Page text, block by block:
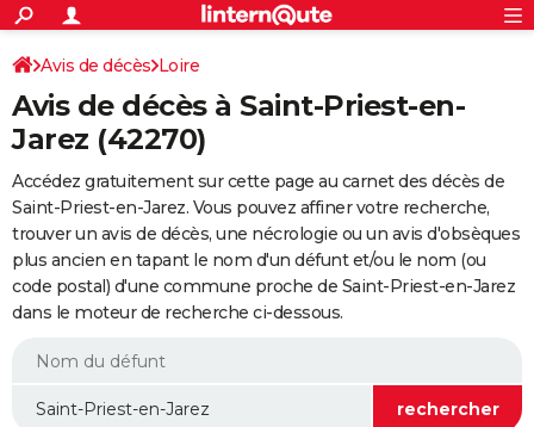
ACTUALITÉS
Politique
Société
Faits Divers
Education
Monde
Villes
+
SPORT
Coupe du monde 2026
Football
Tennis
Cyclisme
Rugby
Forum
FINANCE
Retraite
Impôts
Epargne
Immobilier
Risques naturels par ville
Banque
Assurance
Crédit
Essais
Réserver un essai
Citadines
Berlines
SUV
Forum auto
+
HIGH-TECH
Mobiles
Meilleur smartphone
Internet
Ordinateurs
Jeux vidéo
Guide high-tech
+
BRICOLAGE
Forum
Aménagement intérieur
Extérieur
Cuisine
Salle de bains
Jardinage
Rangement
WEEK-END
Guides de France
Escapades
Patrimoine
Expositions
Musées
Week-end nature
LIFESTYLE
Avis de décès Loire
Avis de décès à Saint-Priest-en-
Jarez (42270)
Accédez gratuitement sur cette page au carnet des décès de
Saint-Priest-en-Jarez. Vous pouvez affiner votre recherche,
trouver un avis de décès, une nécrologie ou un avis d'obsèques
plus ancien en tapant le nom d'un défunt et/ou le nom (ou
code postal) d'une commune proche de Saint-Priest-en-Jarez
dans le moteur de recherche ci-dessous.